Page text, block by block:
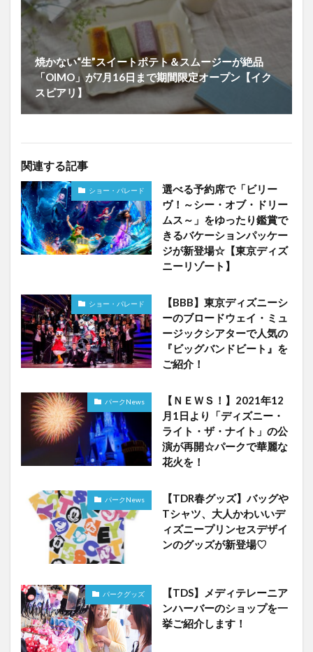
焼かない“生”スイートポテト＆スムージーが絶品
「OIMO」が7月16日まで期間限定オープン【イク
スピアリ】
関連する記事
ショー・パレード
選べる予約席で「ビリー
ヴ！～シー・オブ・ドリー
ムス～」をゆったり鑑賞で
きるバケーションパッケー
ジが新登場☆【東京ディズ
ニーリゾート】
ショー・パレード
【BBB】東京ディズニーシ
ーのブロードウェイ・ミュ
ージックシアターで人気の
『ビッグバンドビート』を
ご紹介！
パークNews
【ＮＥＷＳ！】2021年12
月1日より「ディズニー・
ライト・ザ・ナイト」の公
演が再開☆パークで華麗な
花火を！
パークNews
【TDR春グッズ】バッグや
Tシャツ、大人かわいいデ
ィズニープリンセスデザイ
ンのグッズが新登場♡
パークグッズ
【TDS】メディテレーニア
ンハーバーのショップを一
挙ご紹介します！